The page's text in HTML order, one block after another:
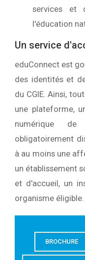
services et
l'éducation
Un service
eduConnect est
des identités et
du CGIE. Ainsi,
une plateforme,
numérique
obligatoirement
à au moins une
un établissement
et d'accueil, un
organisme éligible.
BROCHURE